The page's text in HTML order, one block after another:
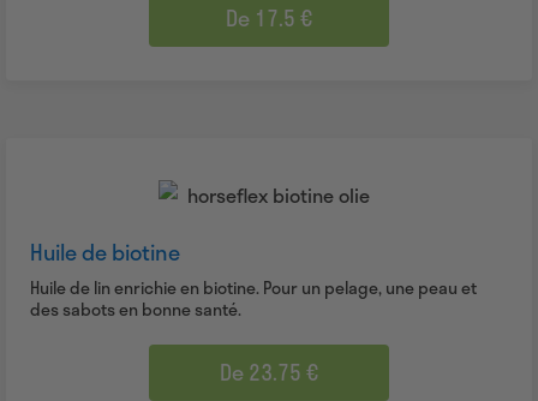
De 17.5 €
Huile de biotine
Huile de lin enrichie en biotine. Pour un pelage, une peau et
des sabots en bonne santé.
De 23.75 €